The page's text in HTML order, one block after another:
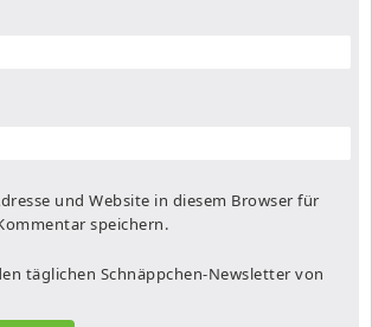
und Website in diesem Browser für
speichern.
täglichen Schnäppchen-Newsletter von